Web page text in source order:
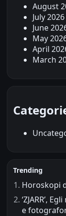
August
July 2026
June
May
April
March
Trending
Horoskopi
‘ZJARR’,
e